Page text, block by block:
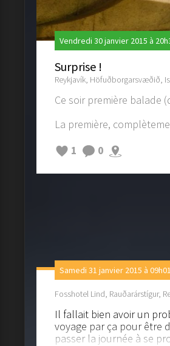
Vendredi 30 janvier 2015 à
Surprise !
Reykjavík, Höfuðborgarsvæðið,
Ce soir première balade
La première,
1
0
Samedi 31 janvier 2015 à 09h01
Fosshotel Lind, Rauðarárstígur,
Il fallait bien avoir un
voyage par ça pour être
passer la journée à se